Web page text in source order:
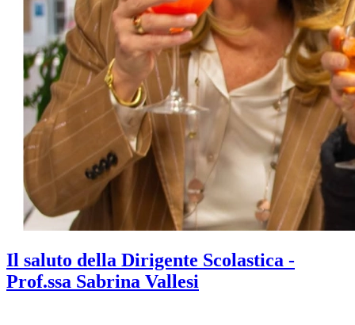
Il saluto della Dirigente Scolastica -
Prof.ssa Sabrina Vallesi